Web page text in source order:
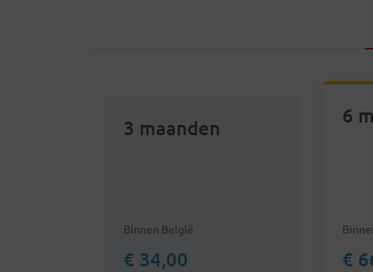
3 maanden
Binnen België
€ 34,00
6
€